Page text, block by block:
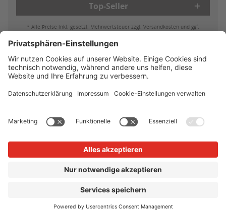
Top-Seller
* Alle Preise inkl. gesetzl. Mehrwertsteuer zzgl. Versandkosten und ggf.
Batterieleistung & Entsorgung
Widerruf
Reklamationen
AGB
Datenschutz Impressum Vertrag widerrufen